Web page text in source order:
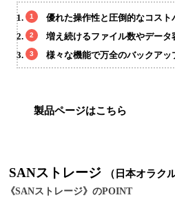
優れた操作性と圧倒的なコスト
増え続けるファイル数やデータ
様々な機能で万全のバックアッ
製品ページはこちら
SANストレージ （日本オラク
《SANストレージ》のPOINT